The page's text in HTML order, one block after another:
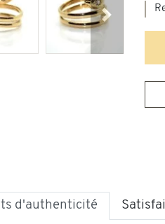
Suivant
d'authenticité